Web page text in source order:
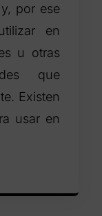
por ese
en
u otras
que
Existen
usar en